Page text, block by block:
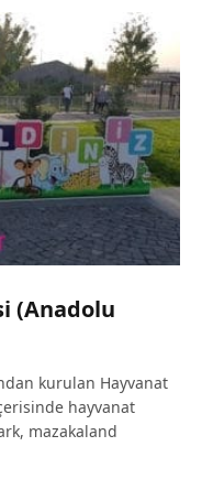
(Anadolu
kurulan Hayvanat
hayvanat
mazakaland